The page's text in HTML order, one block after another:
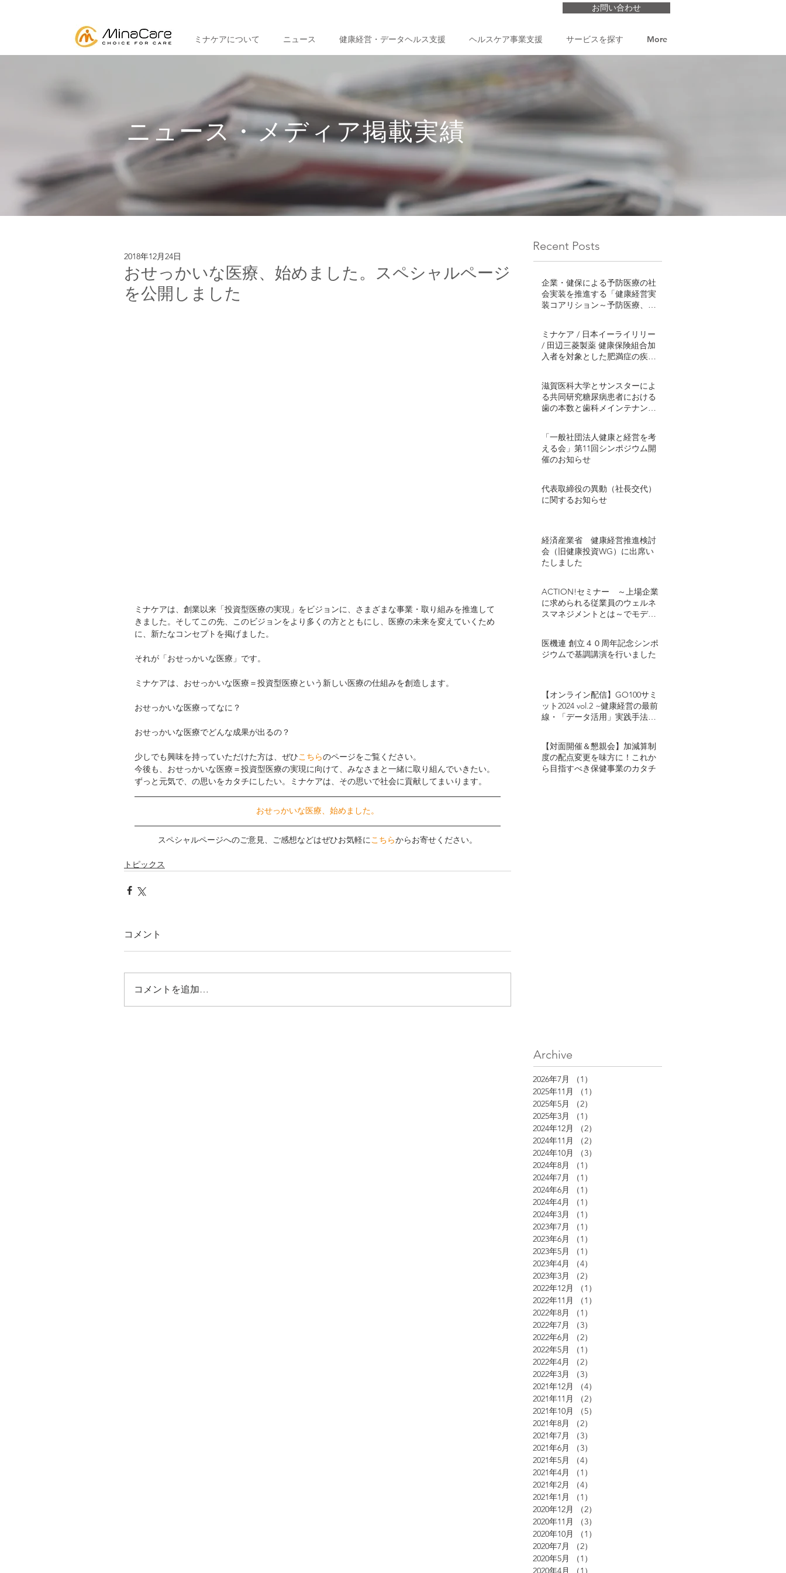
お問い合わせ
ミナケアについて ニュース 健康経営・データヘルス支援 ヘルスケア事業支援 サービスを探す More
ニュース・メディア掲載実績
おせっかいな医療、始めました。スペシャルページ
を公開しました
2018年12月24日
ミナケアは、創業以来「投資型医療の実現」をビジョンに、さまざまな事業・取り組みを推進して
きました。そしてこの先、このビジョンをより多くの方とともにし、医療の未来を変えていくため
に、新たなコンセプトを掲げました。
それが「おせっかいな医療」です。
ミナケアは、おせっかいな医療＝投資型医療という新しい医療の仕組みを創造します。
おせっかいな医療ってなに？
おせっかいな医療でどんな成果が出るの？
少しでも興味を持っていただけた方は、ぜひこちらのページをご覧ください。
今後も、おせっかいな医療＝投資型医療の実現に向けて、みなさまと一緒に取り組んでいきたい。
ずっと元気で、の思いをカタチにしたい。ミナケアは、その思いで社会に貢献してまいります。
おせっかいな医療、始めました。
スペシャルページへのご意見、ご感想などはぜひお気軽に こちらからお寄せください。
トピックス
コメント
コメントを追加…
Recent Posts
企業・健保による予防医療の社
会実装を推進する「健康経営実
装コアリション～予防医療、肥
ミナケア / 日本イーライリリー
/ 田辺三菱製薬 健康保険組合加
入者を対象とした肥満症の疾患
ラムで社会実装モデル構築を目
指す～
滋賀医科大学とサンスターによ
る共同研究糖尿病患者における
歯の本数と歯科メインテナンス
傾向 ～ミナケアの70万人分の医
療ビッグデータを用いた研究結
果を発表～
「一般社団法人健康と経営を考
える会」第11回シンポジウム開
催のお知らせ
代表取締役の異動（社長交代）
に関するお知らせ
経済産業省 健康経営推進検討
会（旧健康投資WG）に出席い
たしました
ACTION!セミナー ～上場企業
に求められる従業員のウェルネ
スマネジメントとは～でモデレ
医機連 創立４０周年記念シンポ
ジウムで基調講演を行いました
【オンライン配信】GO100サミ
ット2024 vol.2 ~健康経営の最前
線・「データ活用」実践手法~
おけるデータ活用」とは
【対面開催＆懇親会】加減算制
度の配点変更を味方に！これか
ら目指すべき保健事業のカタチ
Archive
2026年7月 （1）
2025年11月
（1）
2025年5月
（2）
2025年3月
（1）
2024年12月
（2）
2024年11月
（2）
2024年10月
（3）
2024年8月
（1）
2024年7月
（1）
2024年6月
（1）
2024年4月
（1）
2024年3月
（1）
2023年7月
（1）
2023年6月
（1）
2023年5月
（1）
2023年4月
（4）
2023年3月
（2）
2022年12月
（1）
2022年11月
（1）
2022年8月
（1）
2022年7月
（3）
2022年6月
（2）
2022年5月
（1）
2022年4月
（2）
2022年3月
（3）
2021年12月
（4）
2021年11月
（2）
2021年10月
（5）
2021年8月
（2）
2021年7月
（3）
2021年6月
（3）
2021年5月
（4）
2021年4月
（1）
2021年2月
（4）
2021年1月
（1）
2020年12月
（2）
2020年11月
（3）
2020年10月
（1）
2020年7月
（2）
2020年5月
（1）
2020年4月
（1）